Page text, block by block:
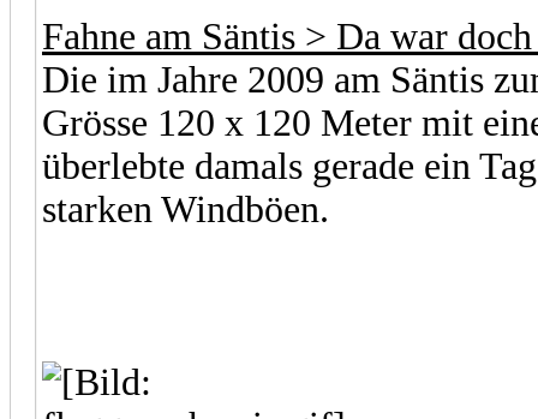
Fahne am Säntis > Da war
Die im Jahre 2009 am Säntis
Grösse 120 x 120 Meter mit
überlebte damals gerade ein
starken Windböen.